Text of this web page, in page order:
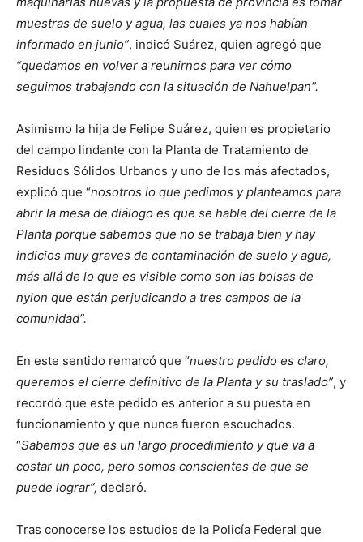
muestras de suelo y agua, las cuales ya nos habían
informado en junio”, indicó Suárez, quien agregó que
“quedamos en volver a reunirnos para ver cómo
seguimos trabajando con la situación de Nahuelpan”.
Asimismo la hija de Felipe Suárez, quien es propietario
del campo lindante con la Planta de Tratamiento de
Residuos Sólidos Urbanos y uno de los más afectados,
explicó que “nosotros lo que pedimos y planteamos para
abrir la mesa de diálogo es que se hable del cierre de la
Planta porque sabemos que no se trabaja bien y hay
indicios muy graves de contaminación de suelo y agua,
más allá de lo que es visible como son las bolsas de
nylon que están perjudicando a tres campos de la
comunidad”.
En este sentido remarcó que “nuestro pedido es claro,
queremos el cierre definitivo de la Planta y su traslado”, y
recordó que este pedido es anterior a su puesta en
funcionamiento y que nunca fueron escuchados.
“Sabemos que es un largo procedimiento y que va a
costar un poco, pero somos conscientes de que se
puede lograr”, declaró.
Tras conocerse los estudios de la Policía Federal que